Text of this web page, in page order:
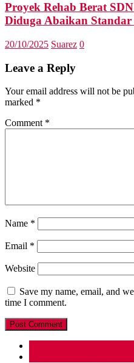
Proyek Rehab Berat
Diduga Abaikan
20/10/2025 Suarez 0
Leave a Reply
Your email address will not be
marked *
Comment *
Name *
Email *
Website
Save my name, email, and
time I comment.